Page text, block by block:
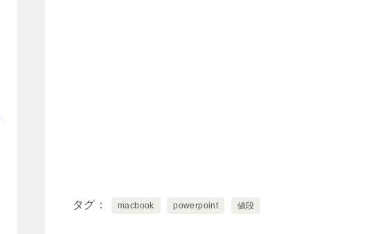
タグ macbook powerpoint 値段